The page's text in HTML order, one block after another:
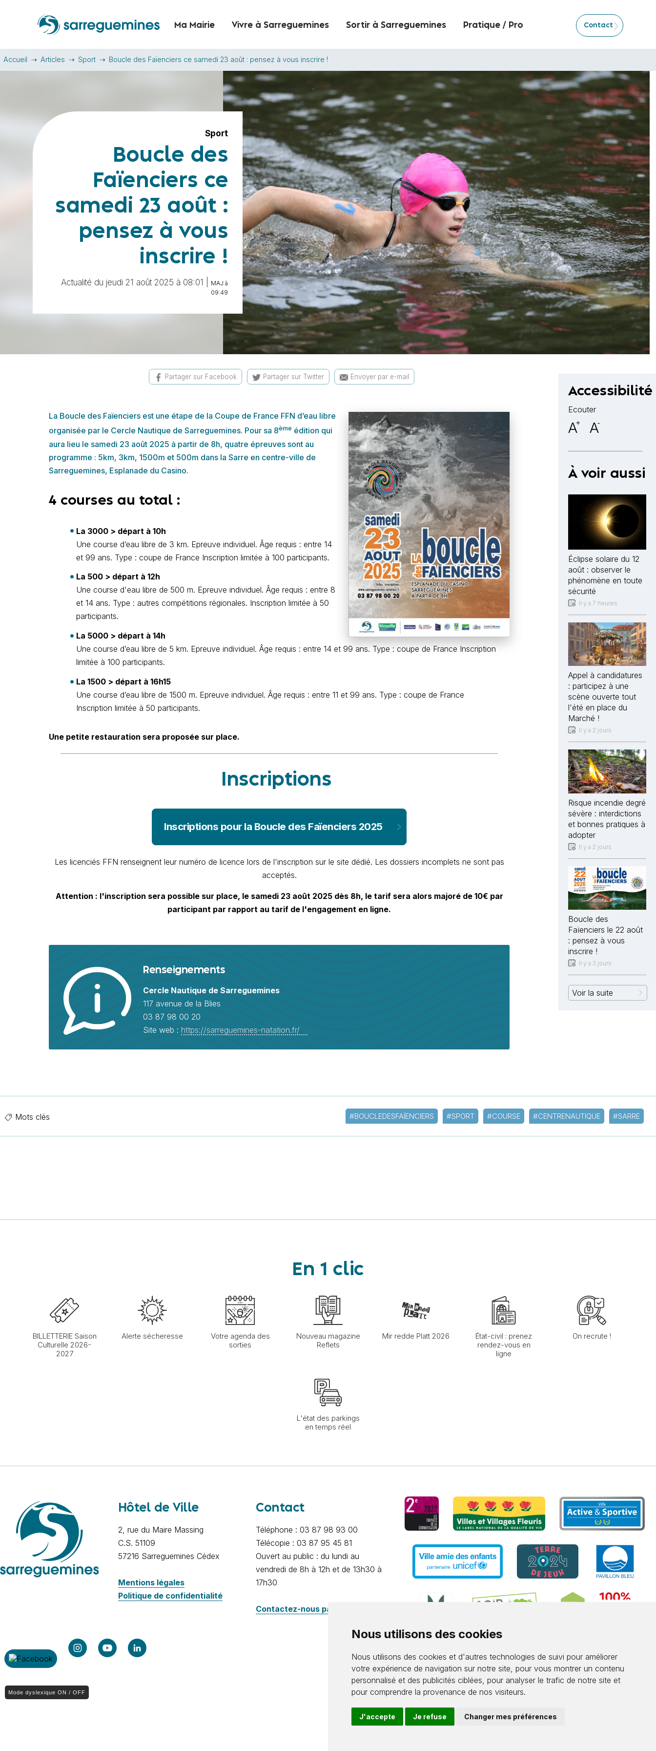
Nous utilisons des cookies
Nous utilisons des cookies et d'autres technologies de suivi pour améliorer
votre expérience de navigation sur notre site, pour vous montrer un contenu
personnalisé et des publicités ciblées, pour analyser le trafic de notre site et
pour comprendre la provenance de nos visiteurs.
J'accepte Je refuse Changer mes préférences
Ma Mairie Vivre à Sarreguemines Sortir à Sarreguemines Pratique / Pro Contact
Accueil Articles Sport Boucle des Faïenciers ce samedi 23 août : pensez à vous inscrire !
Sport
Boucle des
Faïenciers ce
samedi 23 août :
pensez à vous
inscrire !
Actualité du jeudi 21 août 2025 à 08:01 |
MAJ à
09:49
Partager sur Facebook Partager sur Twitter Envoyer par e-mail
La Boucle des Faïenciers est une étape de la Coupe de France FFN d’eau libre
organisée par le Cercle Nautique de Sarreguemines. Pour sa 8ème édition qui
aura lieu le samedi 23 août 2025 à partir de 8h, quatre épreuves sont au
programme : 5km, 3km, 1500m et 500m dans la Sarre en centre-ville de
Sarreguemines, Esplanade du Casino.
4 courses au total :
La 3000 > départ à 10h
Une course d’eau libre de 3 km. Epreuve individuel. Âge requis : entre 14
et 99 ans. Type : coupe de France Inscription limitée à 100 participants.
La 500 > départ à 12h
Une course d'eau libre de 500 m. Epreuve individuel. Âge requis : entre 8
et 14 ans. Type : autres compétitions régionales. Inscription limitée à 50
participants.
La 5000 > départ à 14h
Une course d’eau libre de 5 km. Epreuve individuel. Âge requis : entre 14 et 99 ans. Type : coupe de France Inscription
limitée à 100 participants.
La 1500 > départ à 16h15
Une course d’eau libre de 1500 m. Epreuve individuel. Âge requis : entre 11 et 99 ans. Type : coupe de France
Inscription limitée à 50 participants.
Une petite restauration sera proposée sur place.
Inscriptions
Inscriptions pour la Boucle des Faïenciers 2025
Les licenciés FFN renseignent leur numéro de licence lors de l'inscription sur le site dédié. Les dossiers incomplets ne sont pas
acceptés.
Attention : l'inscription sera possible sur place, le samedi 23 août 2025 dès 8h, le tarif sera alors majoré de 10€ par
participant par rapport au tarif de l'engagement en ligne.
Renseignements
Cercle Nautique de Sarreguemines
117 avenue de la Blies
03 87 98 00 20
Site web : https://sarreguemines-natation.fr/
Accessibilité
Ecouter
A+ A-
À voir aussi
Éclipse solaire du 12
août : observer le
phénomène en toute
sécurité
Il y a 7 heures
Appel à candidatures
: participez à une
scène ouverte tout
l'été en place du
Marché !
Il y a 2 jours
Risque incendie degré
sévère : interdictions
et bonnes pratiques à
adopter
Il y a 2 jours
Boucle des
Faïenciers le 22 août
: pensez à vous
inscrire !
Il y a 3 jours
Voir la suite
Mots clés #BOUCLEDESFAÏENCIERS #SPORT #COURSE #CENTRENAUTIQUE #SARRE
En 1 clic
BILLETTERIE Saison
Culturelle 2026-
2027
Alerte sécheresse
Votre agenda des
sorties
Nouveau magazine
Reflets
Mir redde Platt 2026
État-civil : prenez
rendez-vous en
ligne
On recrute !
L'état des parkings
en temps réel
Hôtel de Ville
2, rue du Maire Massing
C.S. 51109
57216 Sarreguemines Cédex
Mentions légales
Politique de confidentialité
Contact
Téléphone : 03 87 98 93 00
Télécopie : 03 87 95 45 81
Ouvert au public : du lundi au
vendredi de 8h à 12h et de 13h30 à
17h30
Contactez-nous par e-mail
Mode dyslexique ON / OFF